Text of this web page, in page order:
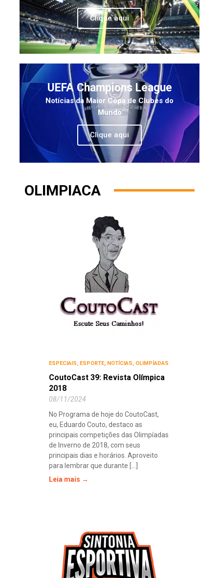
Clique aqui
UEFA Champions League
Notícias da Maior Copa de Clubes do
Mundo
Clique aqui
OLIMPIACA
ESPECIAIS, ESPORTE, NOTÍCIAS, OLIMPÍADAS
CoutoCast 39: Revista Olímpica
2018
08/11/2024
No Programa de hoje do CoutoCast,
eu, Eduardo Couto, destaco as
principais competições das Olimpíadas
de Inverno de 2018, com seus
principais dias e horários. Aproveito
para lembrar que durante [...]
Leia mais →